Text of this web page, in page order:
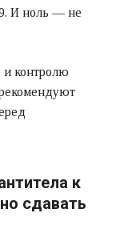
И ноль — не
и контролю
к
сдавать